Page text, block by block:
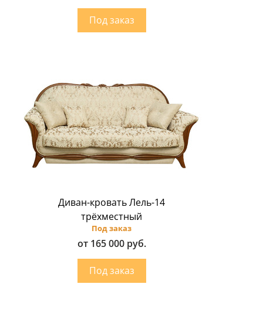
Диван-кровать Лель-14
трёхместный
Под заказ
от 165 000 руб.